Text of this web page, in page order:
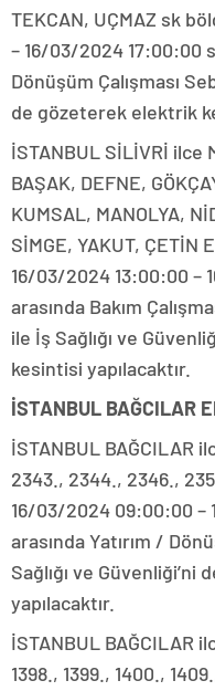
TEKCAN, UÇMAZ sk
– 16/03/2024 17:00:00
Dönüşüm Çalışması
de gözeterek elektrik
İSTANBUL SİLİVRİ ilce
BAŞAK, DEFNE,
KUMSAL, MANOLYA,
SİMGE, YAKUT, ÇETİN
16/03/2024 13:00:00 –
arasında Bakım
ile İş Sağlığı ve
kesintisi yapılacaktır.
İSTANBUL BAĞCILAR
İSTANBUL BAĞCILAR
2343., 2344., 2346.,
16/03/2024 09:00:00 –
arasında Yatırım /
Sağlığı ve
yapılacaktır.
İSTANBUL BAĞCILAR
1398., 1399., 1400.,